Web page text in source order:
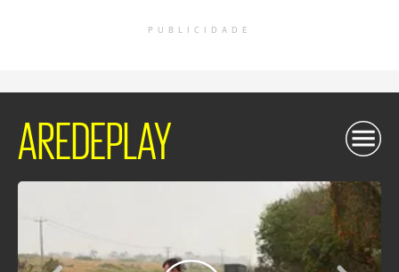
PUBLICIDADE
AREDEPLAY